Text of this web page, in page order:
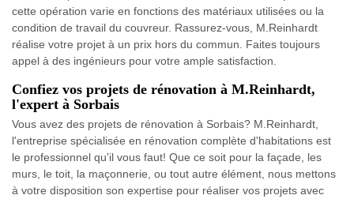
cette opération varie en fonctions des matériaux utilisées ou la
condition de travail du couvreur. Rassurez-vous, M.Reinhardt
réalise votre projet à un prix hors du commun. Faites toujours
appel à des ingénieurs pour votre ample satisfaction.
Confiez vos projets de rénovation à M.Reinhardt,
l'expert à Sorbais
Vous avez des projets de rénovation à Sorbais? M.Reinhardt,
l'entreprise spécialisée en rénovation complète d'habitations est
le professionnel qu'il vous faut! Que ce soit pour la façade, les
murs, le toit, la maçonnerie, ou tout autre élément, nous mettons
à votre disposition son expertise pour réaliser vos projets avec